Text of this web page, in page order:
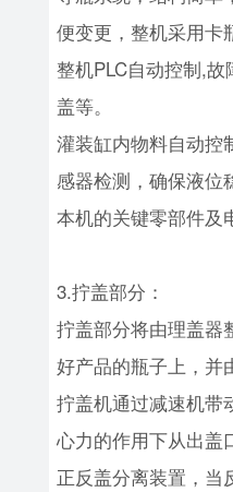
便变更，整机采用卡
整机PLC自动控制,
盖等。
灌装缸内物料自动控
感器检测，确保液位
本机的关键零部件及
3.拧盖部分：
拧盖部分将由理盖器
好产品的瓶子上，并
拧盖机通过减速机带
心力的作用下从出盖
正反盖分离装置，当